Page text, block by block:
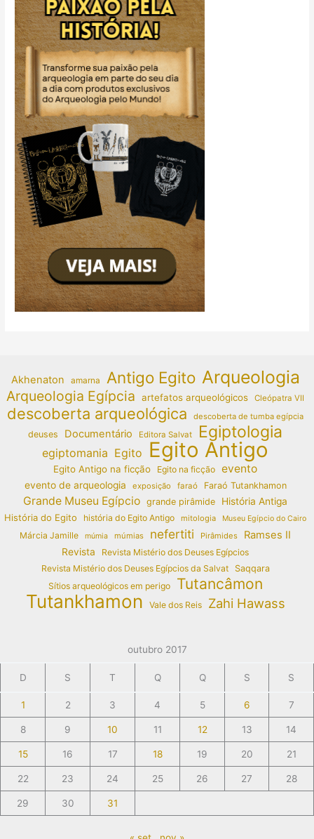
Akhenaton amarna Antigo Egito Arqueologia
Arqueologia Egípcia artefatos arqueológicos Cleópatra VII
descoberta arqueológica descoberta de tumba egípcia
deuses Documentário Editora Salvat Egiptologia
egiptomania Egito Egito Antigo
Egito Antigo na ficção Egito na ficção evento
evento de arqueologia exposição faraó Faraó Tutankhamon
Grande Museu Egípcio grande pirâmide
História Antiga
História do Egito
história do Egito Antigo mitologia Museu Egípcio do Cairo
Márcia Jamille múmia múmias nefertiti Pirâmides Ramses II
Revista
Revista Mistério dos Deuses Egípcios
Revista Mistério dos Deuses Egípcios da Salvat
Saqqara
Sítios arqueológicos em perigo
Tutancâmon
Tutankhamon Vale dos Reis Zahi Hawass
outubro 2017
D S T Q Q S S
1 2 3 4 5 6 7
8 9 10 11 12 13 14
15 16 17 18 19 20 21
22 23 24 25 26 27 28
29 30 31